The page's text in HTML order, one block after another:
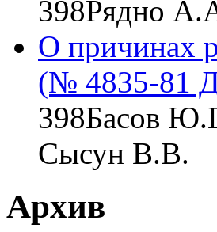
398Рядно
О причинах
(№ 4835-81
398Басов
Сысун В.В.
Архив